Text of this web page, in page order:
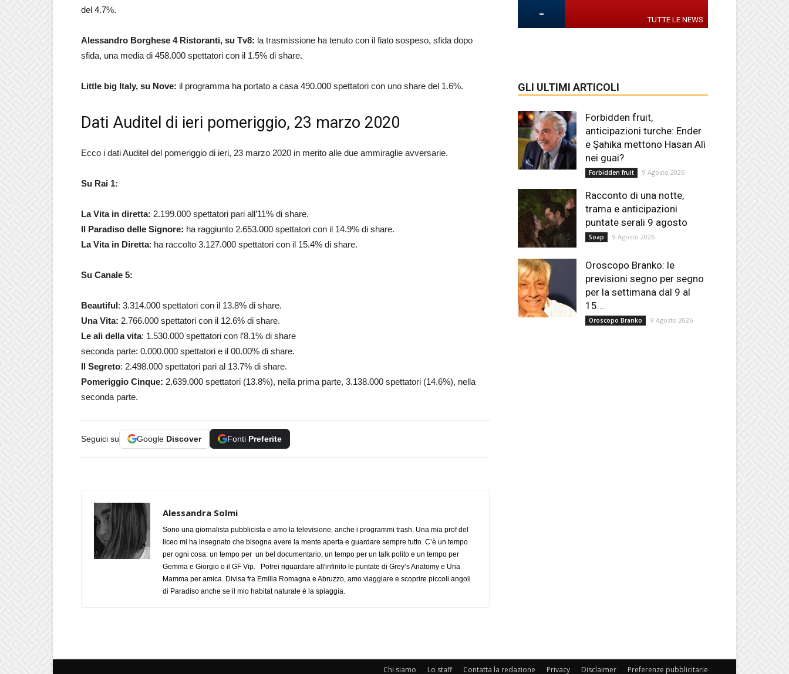
del 4.7%.
Alessandro Borghese 4 Ristoranti, su Tv8: la trasmissione ha tenuto con il fiato sospeso, sfida dopo
sfida, una media di 458.000 spettatori con il 1.5% di share.
Little big Italy, su Nove: il programma ha portato a casa 490.000 spettatori con uno share del 1.6%.
Dati Auditel di ieri pomeriggio, 23 marzo 2020
Ecco i dati Auditel del pomeriggio di ieri, 23 marzo 2020 in merito alle due ammiraglie avversarie.
Su Rai 1:
La Vita in diretta: 2.199.000 spettatori pari all’11% di share.
Il Paradiso delle Signore: ha raggiunto 2.653.000 spettatori con il 14.9% di share.
La Vita in Diretta: ha raccolto 3.127.000 spettatori con il 15.4% di share.
Su Canale 5:
Beautiful: 3.314.000 spettatori con il 13.8% di share.
Una Vita: 2.766.000 spettatori con il 12.6% di share.
Le ali della vita: 1.530.000 spettatori con l’8.1% di share
seconda parte: 0.000.000 spettatori e il 00.00% di share.
Il Segreto: 2.498.000 spettatori pari al 13.7% di share.
Pomeriggio Cinque: 2.639.000 spettatori (13.8%), nella prima parte, 3.138.000 spettatori (14.6%), nella
seconda parte.
Seguici su Google Discover Fonti Preferite
Alessandra Solmi
Sono una giornalista pubblicista e amo la televisione, anche i programmi trash. Una mia prof del
liceo mi ha insegnato che bisogna avere la mente aperta e guardare sempre tutto. C’è un tempo
per ogni cosa: un tempo per un bel documentario, un tempo per un talk polito e un tempo per
Gemma e Giorgio o il GF Vip. Potrei riguardare all'infinito le puntate di Grey’s Anatomy e Una
Mamma per amica. Divisa fra Emilia Romagna e Abruzzo, amo viaggiare e scoprire piccoli angoli
di Paradiso anche se il mio habitat naturale è la spiaggia.
- TUTTE LE NEWS
GLI ULTIMI ARTICOLI
Forbidden fruit,
anticipazioni turche: Ender
e Şahika mettono Hasan Alì
nei guai?
Forbidden fruit 9 Agosto 2026
Racconto di una notte,
trama e anticipazioni
puntate serali 9 agosto
Soap 9 Agosto 2026
Oroscopo Branko: le
previsioni segno per segno
per la settimana dal 9 al
15...
Oroscopo Branko 9 Agosto 2026
Chi siamo Lo staff Contatta la redazione Privacy Disclaimer Preferenze pubblicitarie